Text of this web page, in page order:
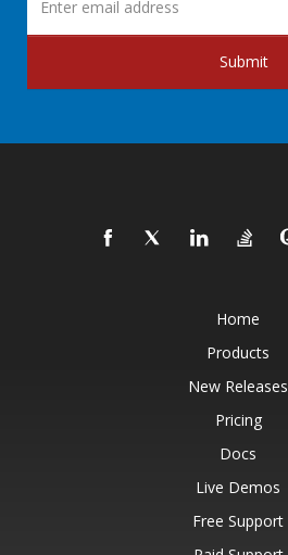
Submit
Home
Products
New Releases
Pricing
Docs
Live Demos
Free Support